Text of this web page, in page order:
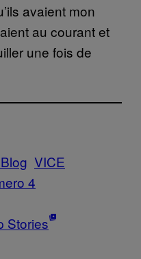
avaient mon
au courant et
une fois de
VICE
4
Stories